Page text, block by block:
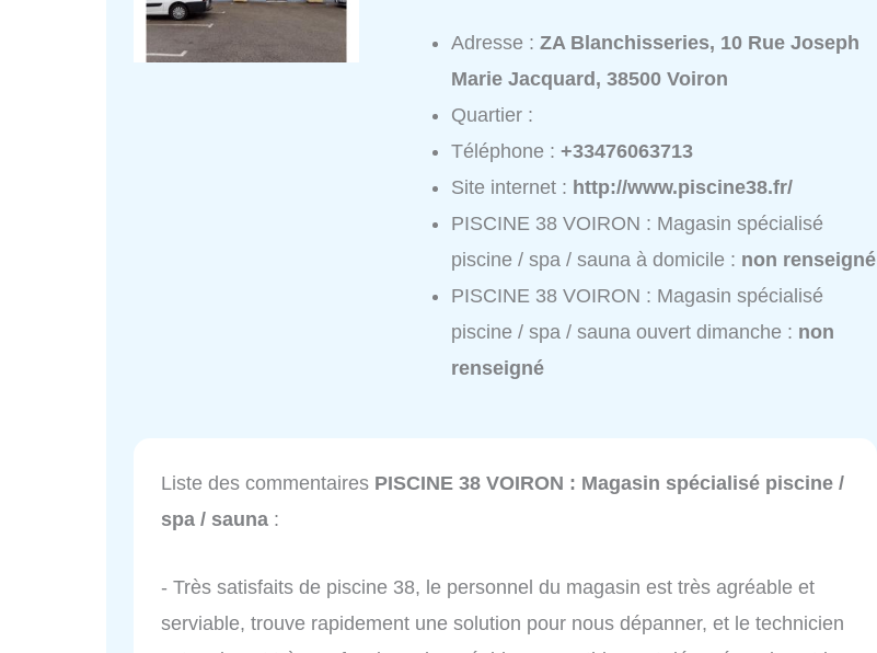
Adresse :ZA Blanchisseries, 10 Rue Joseph
Marie Jacquard, 38500 Voiron
Quartier :
Téléphone :+33476063713
Site internet : http://www.piscine38.fr/
PISCINE 38 VOIRON : Magasin spécialisé
piscine / spa / sauna à domicile : non renseigné
PISCINE 38 VOIRON : Magasin spécialisé
piscine / spa / sauna ouvert dimanche : non
renseigné
Liste des commentaires PISCINE 38 VOIRON : Magasin spécialisé piscine /
spa / sauna :
- Très satisfaits de piscine 38, le personnel du magasin est très agréable et
serviable, trouve rapidement une solution pour nous dépanner, et le technicien